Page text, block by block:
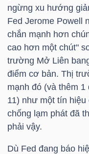
ngừng xu hướng
Fed Jerome Powell
chắn mạnh hơn
cao hơn một chút"
trường Mở Liên
điểm cơ bản. Thị
mạnh đó (và thêm
11) như một tín hiệu
chống lạm phát đã
phải vậy.
Dù Fed đang báo
NĂNG
LƯỢNG
NGUYÊN
VẬT